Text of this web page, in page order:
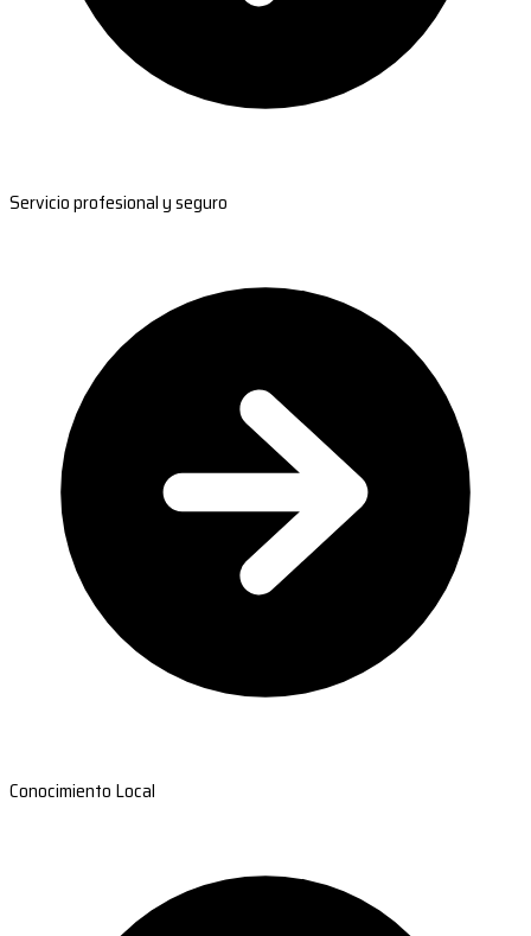
Servicio profesional y seguro
Conocimiento Local